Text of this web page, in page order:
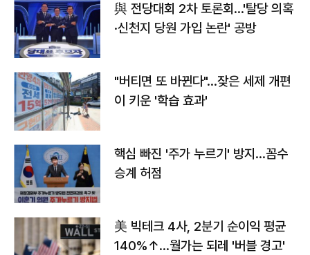
與 전당대회 2차 토론회…'탈당 의혹
·신천지 당원 가입 논란' 공방
"버티면 또 바뀐다"…잦은 세제 개편
이 키운 '학습 효과'
핵심 빠진 '주가 누르기' 방지…꼼수
승계 허점
美 빅테크 4사, 2분기 순이익 평균
140%↑…월가는 되레 '버블 경고'